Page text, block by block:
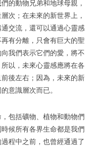
的動物兄弟和地球母親，
次；在未來的新世界上，
交流，還可以通過心靈感
有分離，只會有巨大的聖
我們表示它們的愛，將不
以，未來心靈感應將在各
後左右；因為，未來的新
意識層次而已。
包括礦物、植物和動物們
候所有各界生命都是我們
程中之前，也曾經通過了